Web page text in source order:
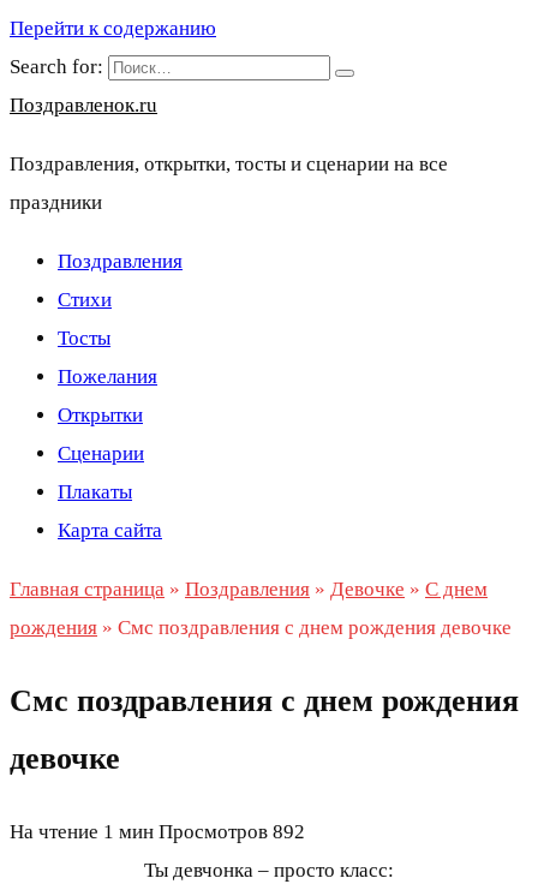
Перейти к содержанию
Search for:
Поздравленок.ru
Поздравления, открытки, тосты и сценарии на все
праздники
Поздравления
Стихи
Тосты
Пожелания
Открытки
Сценарии
Плакаты
Карта сайта
Главная страница » Поздравления » Девочке » С днем
рождения » Смс поздравления с днем рождения девочке
Смс поздравления с днем рождения
девочке
На чтение 1 мин Просмотров 892
Ты девчонка – просто класс: